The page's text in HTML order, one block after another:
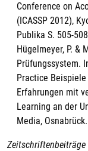
Conference on
(ICASSP 2012),
Publika S. 505-
Hügelmeyer, P. &
Prüfungssystem.
Practice
Erfahrungen mit
Learning an der
Media, Osnabrück.
Zeitschriftenbeiträge